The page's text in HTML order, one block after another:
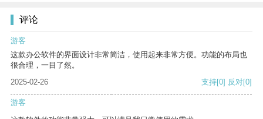
评论
游客
这款办公软件的界面设计非常简洁，使用起来非常方便。功能的布局也
很合理，一目了然。
2025-02-26
支持[0] 反对[0]
游客